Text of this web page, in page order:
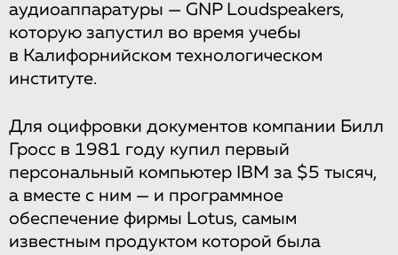
аудиоаппаратуры — GNP Loudspeakers,
которую запустил во время учебы
в Калифорнийском технологическом
институте.
Для оцифровки документов компании Билл
Гросс в 1981 году купил первый
персональный компьютер IBM за $5 тысяч,
а вместе с ним — и программное
обеспечение фирмы Lotus, самым
известным продуктом которой была